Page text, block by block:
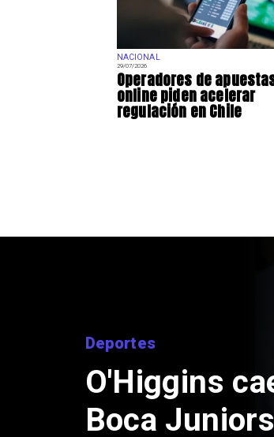
NACIONAL
29/07/2026
Operadores de
online piden acelerar
regulación en Chile
Nacional
doble